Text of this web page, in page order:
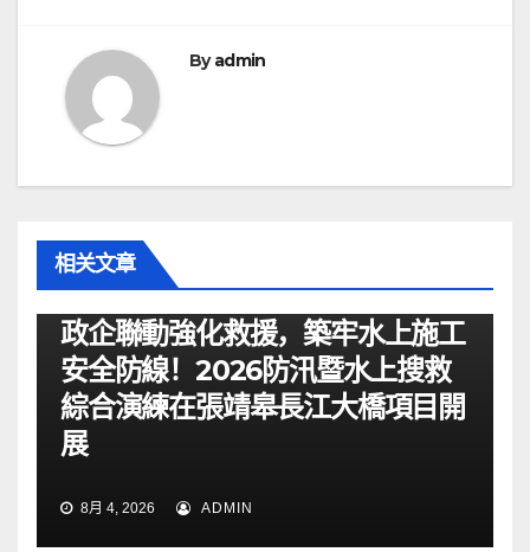
Byadmin
相关文章
政企聯動強化救援，築牢水上施工
安全防線！2026防汛暨水上搜救
綜合演練在張靖皋長江大橋項目開
展
8月 4, 2026 ADMIN